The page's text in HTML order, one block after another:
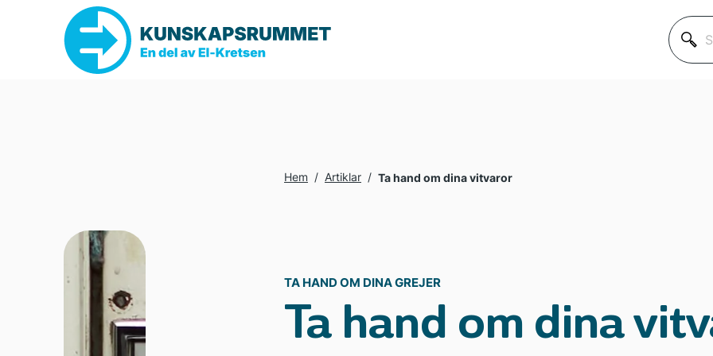
SÖK
EFTER:
Aktuellt
Hem / Artiklar / Ta hand om dina vitvaror
TA HAND OM DINA GREJER
Ta hand om dina